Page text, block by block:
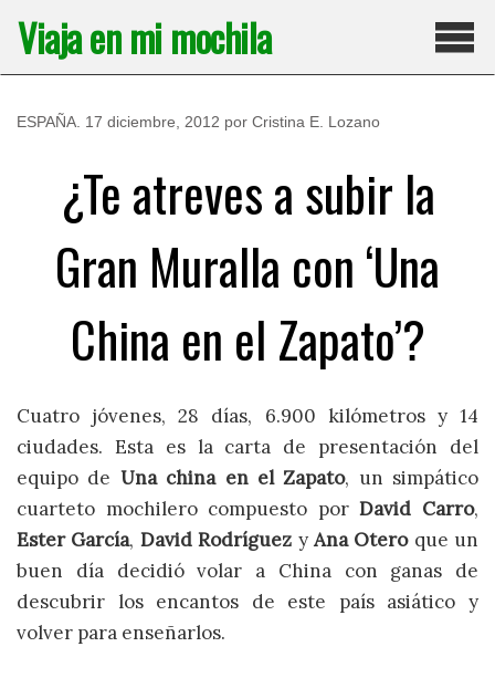
contenido
Viaja en mi mochila
ESPAÑA 17 diciembre, 2012 por Cristina E. Lozano
¿Te atreves a subir la
Gran Muralla con ‘Una
China en el Zapato’?
Cuatro jóvenes, 28 días, 6.900 kilómetros y 14
ciudades. Esta es la carta de presentación del
equipo de Una china en el Zapato, un simpático
cuarteto mochilero compuesto porDavid Carro,
Ester García, David Rodríguez yAna Oteroque un
buen día decidió volar a China con ganas de
descubrir los encantos de este país asiático y
volver para enseñarlos.